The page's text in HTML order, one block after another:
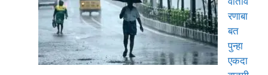
रणाबा
बत
पुन्हा
एकदा